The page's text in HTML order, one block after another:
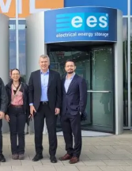
konuşmak
yalnızca
sadece
kurulduğu,
üreten bir
etkinlik;